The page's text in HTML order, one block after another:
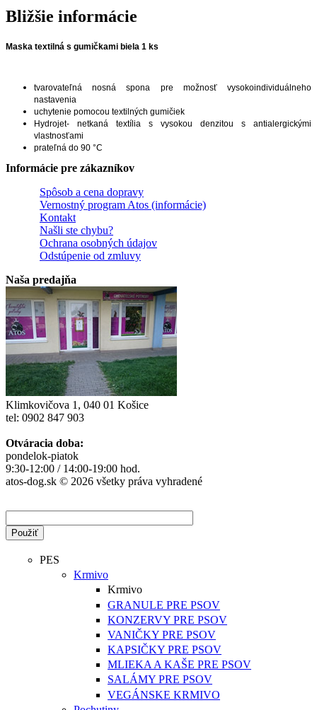
Bližšie informácie
Maska textilná s gumičkami biela 1 ks
tvarovateľná nosná spona pre možnosť vysokoindividuálneho
nastavenia
uchytenie pomocou textilných gumičiek
Hydrojet- netkaná textília s vysokou denzitou s antialergickými
vlastnosťami
prateľná do 90 °C
Informácie pre zákazníkov
Spôsob a cena dopravy
Vernostný program Atos (informácie)
Kontakt
Našli ste chybu?
Ochrana osobných údajov
Odstúpenie od zmluvy
Naša predajňa
Klimkovičova 1, 040 01 Košice
tel: 0902 847 903
Otváracia doba:
pondelok-piatok
9:30-12:00 / 14:00-19:00 hod.
atos-dog.sk © 2026 všetky práva vyhradené
PES
Krmivo
Krmivo
GRANULE PRE PSOV
KONZERVY PRE PSOV
VANIČKY PRE PSOV
KAPSIČKY PRE PSOV
MLIEKA A KAŠE PRE PSOV
SALÁMY PRE PSOV
VEGÁNSKE KRMIVO